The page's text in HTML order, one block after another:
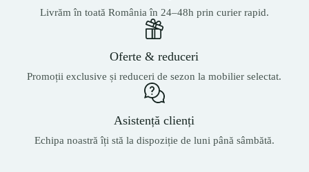
Livrăm în toată România în 24–48h prin curier rapid.
Oferte & reduceri
Promoții exclusive și reduceri de sezon la mobilier selectat.
Asistență clienți
Echipa noastră îți stă la dispoziție de luni până sâmbătă.